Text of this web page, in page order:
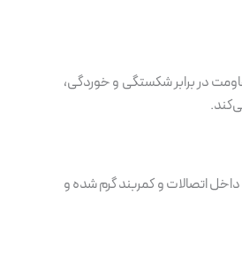
در برابر شکستگی و خوردگی،
اتصالات و کمربند گرم شده و